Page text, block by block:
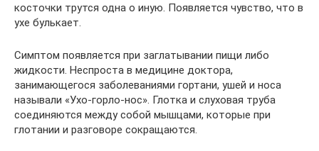
косточки трутся одна о иную. Появляется чувство, что в
ухе булькает.
Симптом появляется при заглатывании пищи либо
жидкости. Неспроста в медицине доктора,
занимающегося заболеваниями гортани, ушей и носа
называли «Ухо-горло-нос». Глотка и слуховая труба
соединяются между собой мышцами, которые при
глотании и разговоре сокращаются.